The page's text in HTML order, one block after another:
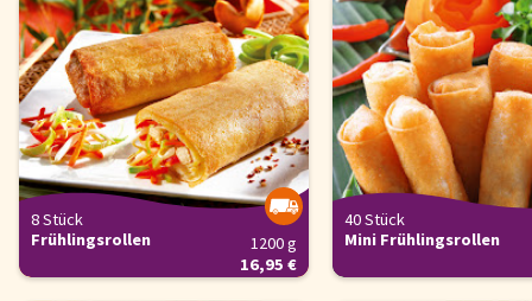
8 Stück
Frühlingsrollen
1200 g
16,95 €
40 Stück
Mini Frühlingsrollen